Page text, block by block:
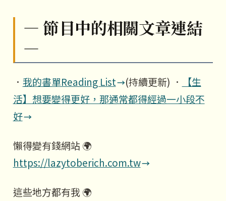
— 節目中的相關文章連結
—
． 我的書單Reading List (持續更新) ．
【生
活】想要變得更好，那通常都得經過一小段不
好
懶得變有錢網站 🌍
https://lazytoberich.com.tw
這些地方都有我 🌍